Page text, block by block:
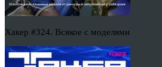
Хакер #324. Всякое с моделями